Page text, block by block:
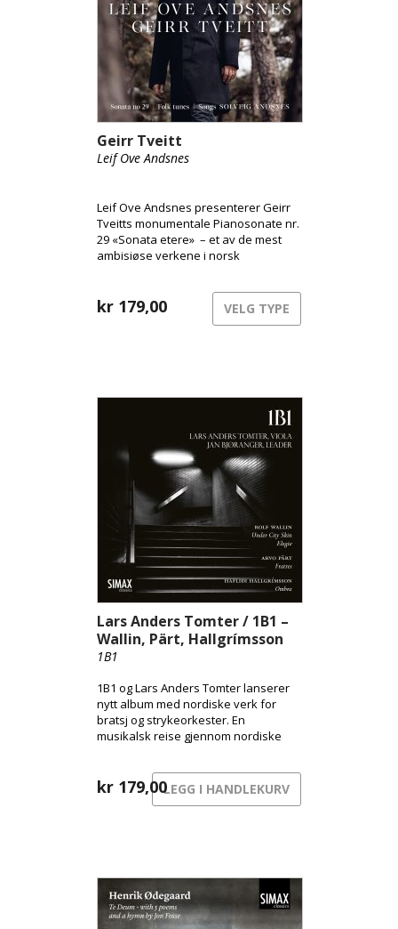
Geirr Tveitt
Leif Ove Andsnes
Leif Ove Andsnes presenterer Geirr
Tveitts monumentale Pianosonate nr.
29 «Sonata etere» – et av de mest
ambisiøse verkene i norsk
overlevde den katastrofale brannen i
1970. Innspillingen, gjort i St. Jude-on-
Hardanger, samt sanger med tekster
Solveig Andsnes med Leif Ove
Andsnes som akkompagnatør.
Samlet gir utgivelsen et rikt og
helhetlig bilde av Tveitts unike
tonespråk, der norsk folkemusikk
møter europeisk modernisme.
kr 179,00 VELG TYPE
Lars Anders Tomter / 1B1 –
Wallin, Pärt, Hallgrímsson
1B1
1B1 og Lars Anders Tomter lanserer
nytt album med nordiske verk for
bratsj og strykeorkester. En
musikalsk reise gjennom nordiske
sorgens stille sang.
kr 179,00LEGG I HANDLEKURV